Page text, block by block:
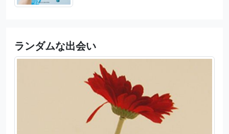
ランダムな出会い